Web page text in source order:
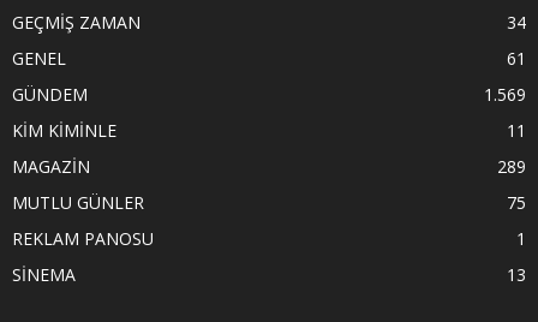
GEÇMİŞ ZAMAN
34
GENEL
61
GÜNDEM
1.569
KİM KİMİNLE
11
MAGAZİN
289
MUTLU GÜNLER
75
REKLAM PANOSU
1
SİNEMA
13